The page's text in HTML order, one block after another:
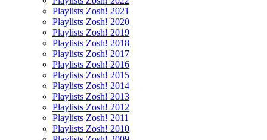
Playlists Zosh! 2021
Playlists Zosh! 2020
Playlists Zosh! 2019
Playlists Zosh! 2018
Playlists Zosh! 2017
Playlists Zosh! 2016
Playlists Zosh! 2015
Playlists Zosh! 2014
Playlists Zosh! 2013
Playlists Zosh! 2012
Playlists Zosh! 2011
Playlists Zosh! 2010